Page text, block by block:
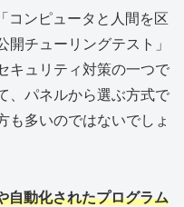
コンピュータと人間を区
開チューリングテスト」
キュリティ対策の一つで
、パネルから選ぶ方式で
も多いのではないでしょ
自動化されたプログラム